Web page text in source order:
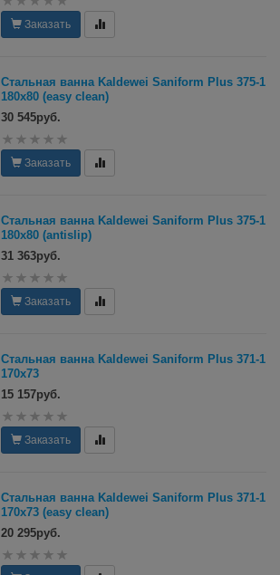
Заказать
Стальная ванна Kaldewei Saniform Plus 375-1
180х80 (easy clean)
30 545руб.
Заказать
Стальная ванна Kaldewei Saniform Plus 375-1
180х80 (antislip)
31 363руб.
Заказать
Стальная ванна Kaldewei Saniform Plus 371-1
170х73
15 157руб.
Заказать
Стальная ванна Kaldewei Saniform Plus 371-1
170х73 (easy clean)
20 295руб.